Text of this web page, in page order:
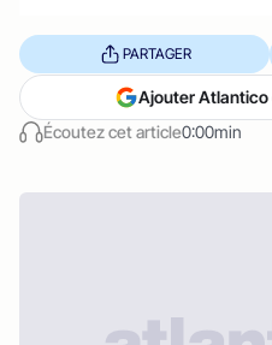
Écoutez cet article0:00min
PARTAGER
Ajouter Atlantico